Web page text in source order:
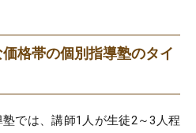
格帯の個別指導塾のタイ
では、講師1人が生徒2～3人程